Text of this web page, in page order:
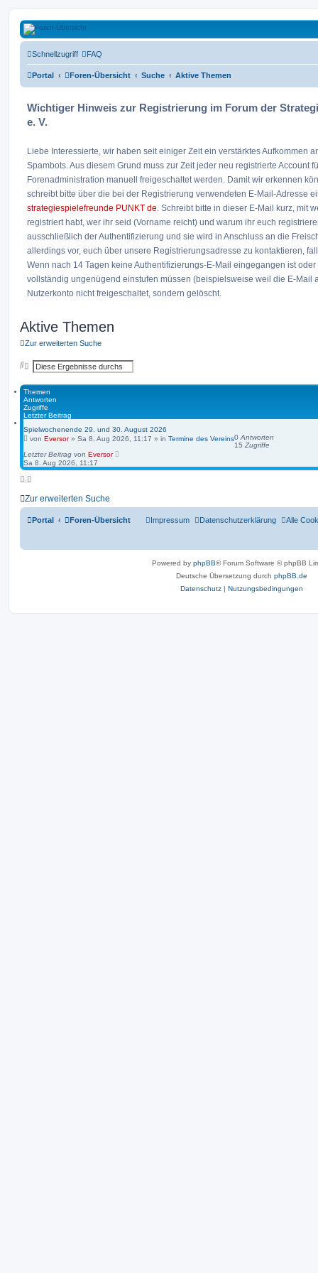
Strategiespielefreunde Bad Emstal e.V.
Das Forum der Strategiespielefreunde Bad Emstal e.V. - Tabletop und mehr
Zum Inhalt
Schnellzugriff FAQ
Portal Foren-Übersicht Suche Aktive Themen
Wichtiger Hinweis zur Registrierung im Forum der
e. V.
Liebe Interessierte, wir haben seit einiger Zeit ein verstärktes Aufkommen
Spambots. Aus diesem Grund muss zur Zeit jeder neu registrierte Account
Forenadministration manuell freigeschaltet werden. Damit wir erkennen
schreibt bitte über die bei der Registrierung verwendeten E-Mail-Adresse
strategiespielefreunde PUNKT de. Schreibt bitte in dieser E-Mail kurz, mit
registriert habt, wer ihr seid (Vorname reicht) und warum ihr euch
ausschließlich der Authentifizierung und sie wird in Anschluss an die
allerdings vor, euch über unsere Registrierungsadresse zu kontaktieren,
Wenn nach 14 Tagen keine Authentifizierungs-E-Mail eingegangen ist
vollständig ungenügend einstufen müssen (beispielsweise weil die E-Mail
Nutzerkonto nicht freigeschaltet, sondern gelöscht.
Aktive Themen
Zur erweiterten Suche
S
h
e
e
i
t
e
t
e
u
c
h
e
Themen
Antworten
Zugriffe
Letzter Beitrag
Spielwochenende 29. und 30. August 2026
von Eversor» Sa 8. Aug 2026, 11:17 » in Termine des Vereins0 Antworten
15 Zugriffe
Letzter Beitrag von Eversor
Sa 8. Aug 2026, 11:17
Zur erweiterten Suche
Portal Foren-Übersicht Alle
Datenschutzerklärung
Impressum
Powered by phpBB® Forum Software © phpBB
Deutsche Übersetzung durch phpBB.de
Datenschutz | Nutzungsbedingungen